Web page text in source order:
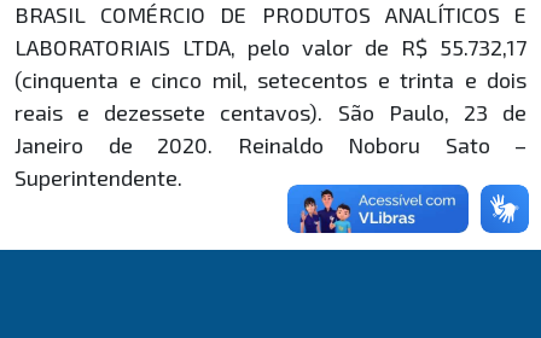
BRASIL COMÉRCIO DE PRODUTOS ANALÍTICOS E
LABORATORIAIS LTDA, pelo valor de R$ 55.732,17
(cinquenta e cinco mil, setecentos e trinta e dois
reais e dezessete centavos). São Paulo, 23 de
Janeiro de 2020. Reinaldo Noboru Sato –
Superintendente.